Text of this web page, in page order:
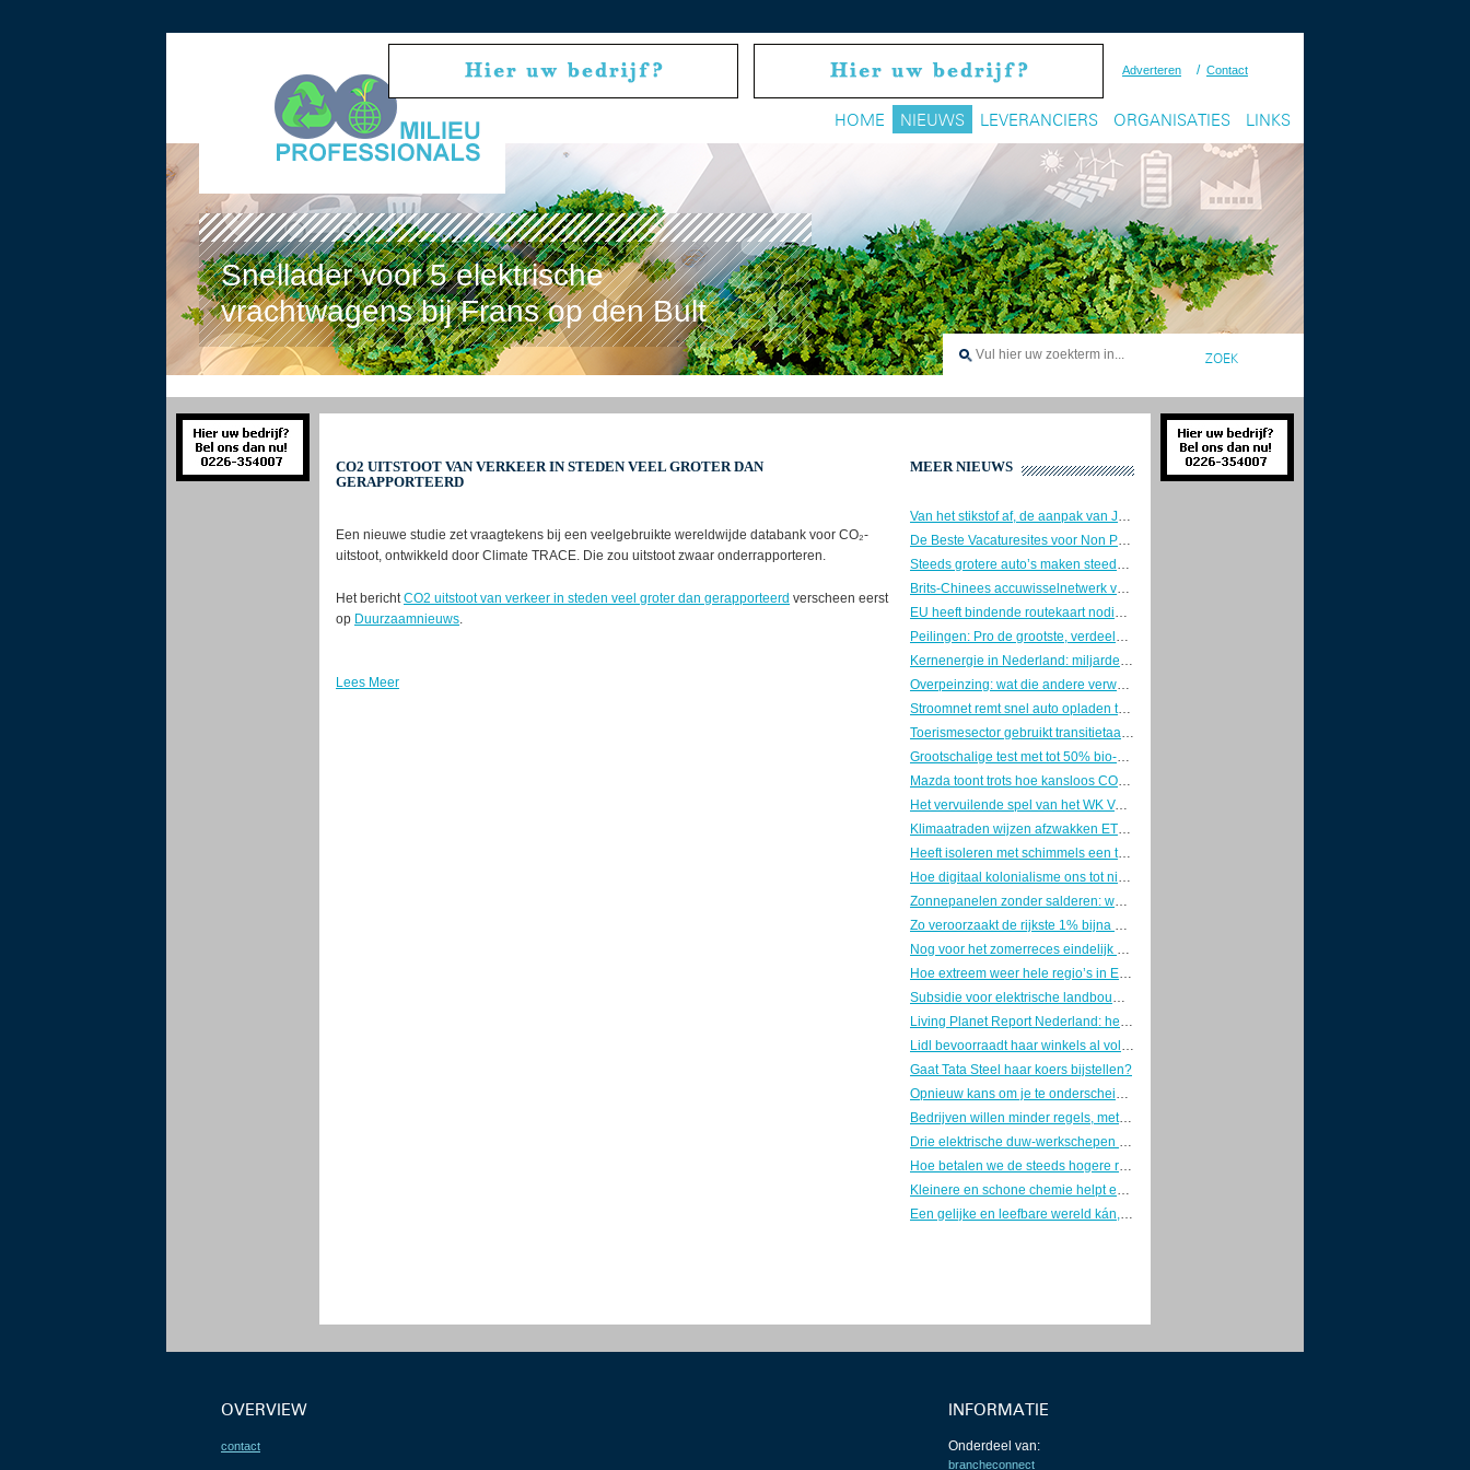
Adverteren / Contact
HOME NIEUWS LEVERANCIERS ORGANISATIES LINKS
Snellader voor 5 elektrische
vrachtwagens bij Frans op den Bult
CO2 UITSTOOT VAN VERKEER IN STEDEN VEEL GROTER DAN
GERAPPORTEERD
Een nieuwe studie zet vraagtekens bij een veelgebruikte wereldwijde databank voor CO₂-
uitstoot, ontwikkeld door Climate TRACE. Die zou uitstoot zwaar onderrapporteren.
Het berichtCO2 uitstoot van verkeer in steden veel groter dan gerapporteerd verscheen eerst
op Duurzaamnieuws.
Lees Meer
MEER NIEUWS
Van het stikstof af, de aanpak van Jetten
De Beste Vacaturesites voor Non Profits en Impact Vacatures
Steeds grotere auto’s maken steeds meer slachtoffers
Brits-Chinees accuwisselnetwerk voor Europees vrachtverkeer
EU heeft bindende routekaart nodig voor afbouw fossiele subsidies
Peilingen: Pro de grootste, verdeeld rechts wint
Kernenergie in Nederland: miljardendroom zonder locatie, zonder geld en zonder plan
Overpeinzing: wat die andere verwoesting met de liefde voor je leven doet
Stroomnet remt snel auto opladen thuis
Toerismesector gebruikt transitietaal, maar verandert nauwelijks
Grootschalige test met tot 50% bio-bitumen op wegen door heel NL
Mazda toont trots hoe kansloos CO2-opslag tijdens het rijden is
Het vervuilende spel van het WK Voetbal 2026
Klimaatraden wijzen afzwakken ETS systeem af in oproep aan EU
Heeft isoleren met schimmels een toekomst?
Hoe digitaal kolonialisme ons tot nieuwe slaven maakt
Zonnepanelen zonder salderen: wat blijft er over van je rendement?
Zo veroorzaakt de rijkste 1% bijna 1 biljoen dollar klimaatschade per jaar
Nog voor het zomerreces eindelijk een heldere afstandsnorm?
Hoe extreem weer hele regio’s in Europa onverzekerbaar maakt
Subsidie voor elektrische landbouwvoertuigen erg in trek
Living Planet Report Nederland: herstel Nederlandse zoetwaternatuur valt stil
Lidl bevoorraadt haar winkels al volgend jaar 100% elektrisch
Gaat Tata Steel haar koers bijstellen?
Opnieuw kans om je te onderscheiden op CO2-reductie in de bouw
Bedrijven willen minder regels, met meer problemen als gevolg
Drie elektrische duw-werkschepen tegelijk in aanbouw
Hoe betalen we de steeds hogere rekening van kunstmatige intelligentie?
Kleinere en schone chemie helpt economie en klimaat
Een gelijke en leefbare wereld kán, maar hoe realiseer je die?
OVERVIEW
contact
INFORMATIE
Onderdeel van:
brancheconnect